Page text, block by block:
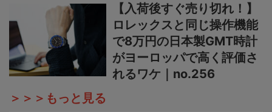
【入荷後すぐ売り切れ！】
ロレックスと同じ操作機能
で8万円の日本製GMT時計
がヨーロッパで高く評価さ
れるワケ｜no.256
＞＞＞もっと見る